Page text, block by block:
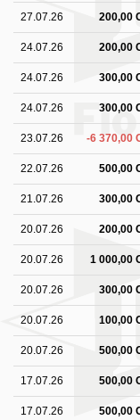
27.07.26 200,00
24.07.26 200,00
24.07.26 300,00
24.07.26 300,00
23.07.26 -6 370,00
22.07.26 500,00
21.07.26 300,00
20.07.26 200,00
20.07.26 1 000,00
20.07.26 300,00
20.07.26 100,00
20.07.26 500,00
17.07.26 500,00
17.07.26 500,00